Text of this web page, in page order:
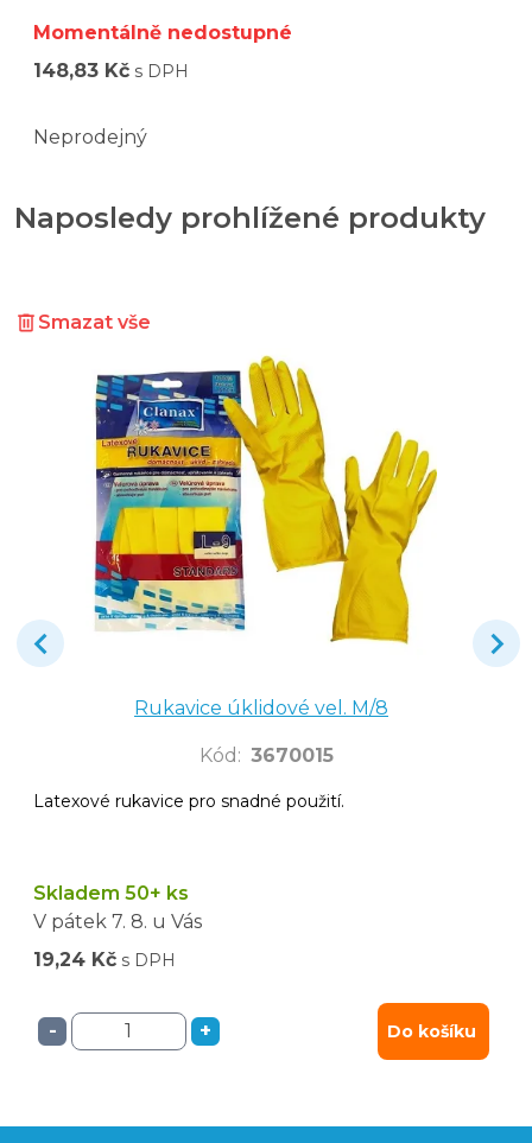
Momentálně nedostupné
148,83 Kč s DPH
Neprodejný
Naposledy prohlížené produkty
Smazat vše
Rukavice úklidové vel. M/8
Kód : 3670015
Latexové rukavice pro snadné použití.
Skladem 50+ ks
V pátek 7. 8. u Vás
19,24 Kč s DPH
- + Do košíku